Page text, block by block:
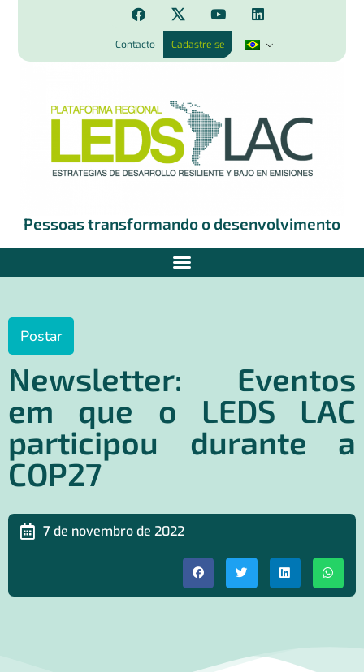
Contacto Cadastre-se
Pessoas transformando o desenvolvimento
Postar
Newsletter: Eventos
em que o LEDS LAC
participou durante a
COP27
7 de novembro de 2022